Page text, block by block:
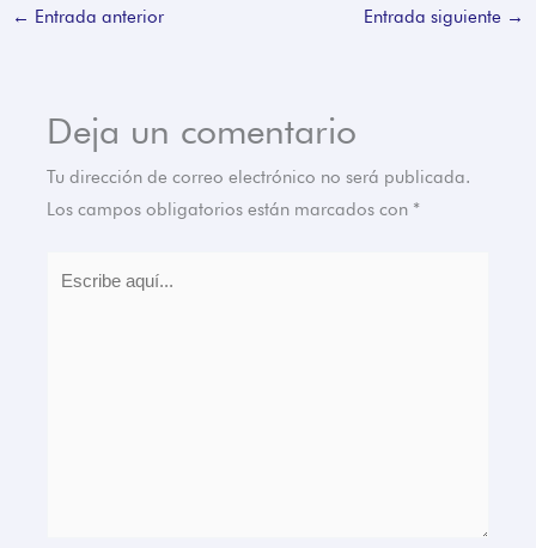
← Entrada anterior Entrada siguiente →
Deja un comentario
Tu dirección de correo electrónico no será publicada.
Los campos obligatorios están marcados con *